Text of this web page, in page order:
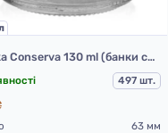
Банка Conserva 130 ml (банки скляні 130 мл)
497 шт.
63 мм